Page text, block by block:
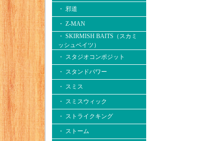
・ 邪道
・ Z-MAN
・ SKIRMISH BAITS（スカミ
ッシュベイツ）
・ スタジオコンポジット
・ スタンドパワー
・ スミス
・ スミスウィック
・ ストライクキング
・ ストーム